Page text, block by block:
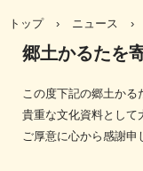
トップ › ニュース ›
郷土かるたを
この度下記の郷土かる
貴重な文化資料として
ご厚意に心から感謝申